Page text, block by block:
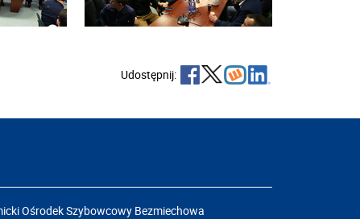
Udostępnij:
Ośrodek Szybowcowy Bezmiechowa